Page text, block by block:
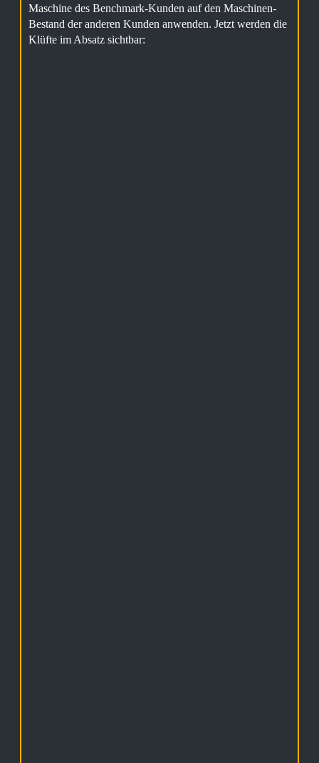
Maschine des Benchmark-Kunden auf den Maschinen-
Bestand der anderen Kunden anwenden. Jetzt werden die
Klüfte im Absatz sichtbar: